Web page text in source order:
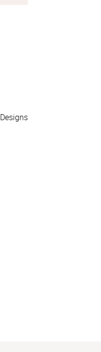
Designs